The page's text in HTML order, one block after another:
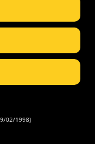
02/1998)